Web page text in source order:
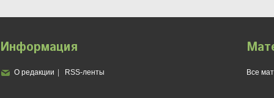
Информация
О редакции RSS-ленты Все